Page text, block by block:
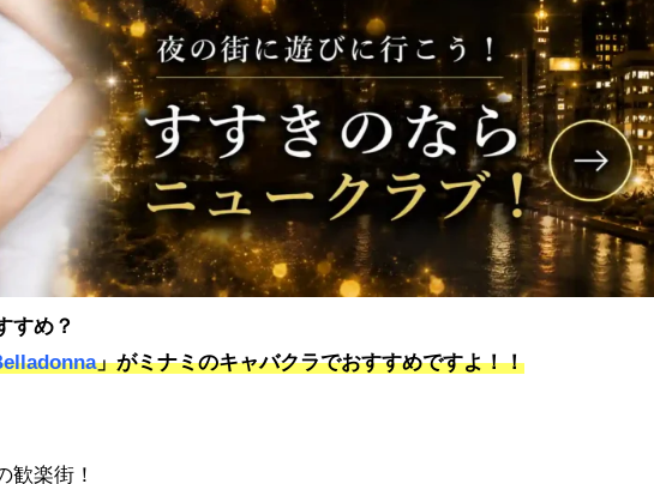
すめ？
」がミナミのキャバクラでおすすめですよ！！
歓楽街！